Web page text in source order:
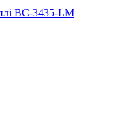
BC-3435-LM